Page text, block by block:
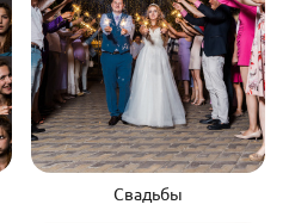
Свадьбы